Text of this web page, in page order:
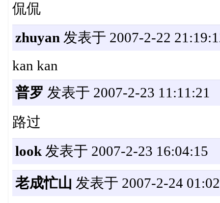
侃侃
zhuyan 发表于 2007-2-22
kan kan
普罗 发表于 2007-2-23 11:11:21
路过
look发表于 2007-2-23 16:04:15
老成忙山 发表于 2007-2-24